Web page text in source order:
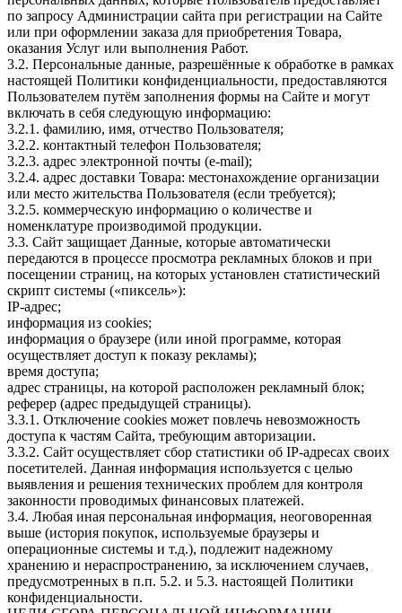
по запросу Администрации сайта при регистрации на Сайте
или при оформлении заказа для приобретения Товара,
оказания Услуг или выполнения Работ.
3.2. Персональные данные, разрешённые к обработке в рамках
настоящей Политики конфиденциальности, предоставляются
Пользователем путём заполнения формы на Сайте и могут
включать в себя следующую информацию:
3.2.1. фамилию, имя, отчество Пользователя;
3.2.2. контактный телефон Пользователя;
3.2.3. адрес электронной почты (e-mail);
3.2.4. адрес доставки Товара: местонахождение организации
или место жительства Пользователя (если требуется);
3.2.5. коммерческую информацию о количестве и
номенклатуре производимой продукции.
3.3. Сайт защищает Данные, которые автоматически
передаются в процессе просмотра рекламных блоков и при
посещении страниц, на которых установлен статистический
скрипт системы («пиксель»):
IP-адрес;
информация из cookies;
информация о браузере (или иной программе, которая
осуществляет доступ к показу рекламы);
время доступа;
адрес страницы, на которой расположен рекламный блок;
реферер (адрес предыдущей страницы).
3.3.1. Отключение cookies может повлечь невозможность
доступа к частям Сайта, требующим авторизации.
3.3.2. Сайт осуществляет сбор статистики об IP-адресах своих
посетителей. Данная информация используется с целью
выявления и решения технических проблем для контроля
законности проводимых финансовых платежей.
3.4. Любая иная персональная информация, неоговоренная
выше (история покупок, используемые браузеры и
операционные системы и т.д.), подлежит надежному
хранению и нераспространению, за исключением случаев,
предусмотренных в п.п. 5.2. и 5.3. настоящей Политики
конфиденциальности.